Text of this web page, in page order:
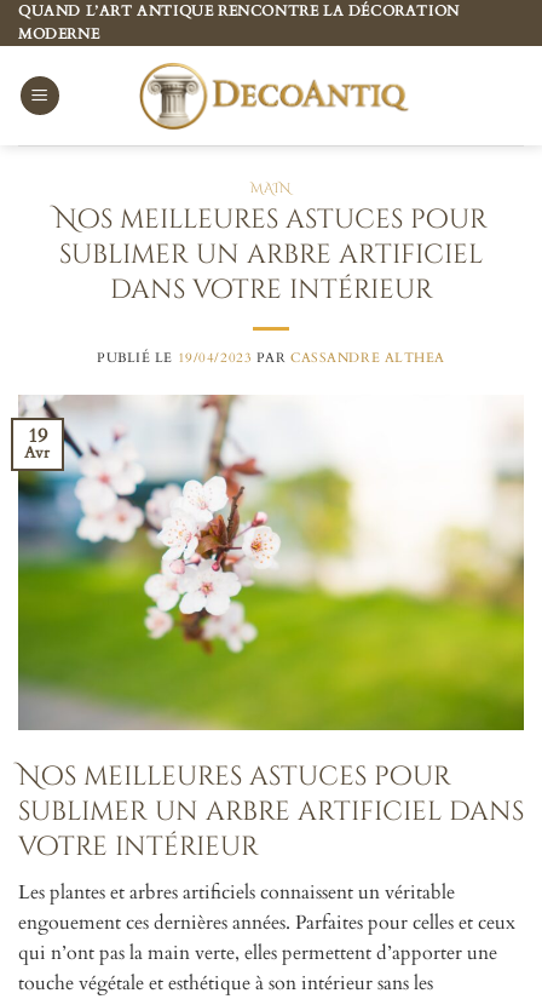
Passer
au
contenu
QUAND L’ART ANTIQUE RENCONTRE LA DÉCORATION
MODERNE
MAIN
Nos meilleures astuces pour
sublimer un arbre artificiel
dans votre intérieur
PUBLIÉ LE 19/04/2023 PARCASSANDRE ALTHEA
19
Avr
Nos meilleures astuces pour
sublimer un arbre artificiel dans
votre intérieur
Les plantes et arbres artificiels connaissent un véritable
engouement ces dernières années. Parfaites pour celles et ceux
qui n’ont pas la main verte, elles permettent d’apporter une
touche végétale et esthétique à son intérieur sans les